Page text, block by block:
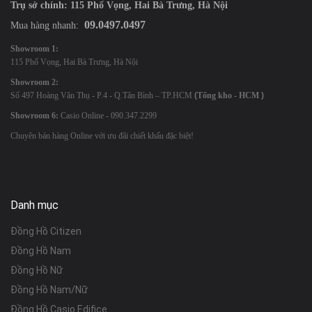
Trụ sở chính: 115 Phố Vọng, Hai Bà Trưng, Hà Nội
Mua hàng nhanh: 09.0497.0497
Showroom 1:
115 Phố Vọng, Hai Bà Trưng, Hà Nội
Showroom 2:
Số 497 Hoàng Văn Thụ - P.4 - Q.Tân Bình – TP.HCM (Tổng kho - HCM )
Showroom 6: Casio Online - 090.347.2299
Chuyên bán hàng Online với ưu đãi chiết khấu đặc biệt!
Danh mục
Đồng Hồ Citizen
Đồng Hồ Nam
Đồng Hồ Nữ
Đồng Hồ Nam/Nữ
Đồng Hồ Casio Edifice